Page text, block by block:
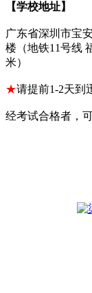
【学校地址】
广东省深圳市宝
楼（地铁11号线
米）
★请提前1-2天到
经考试合格者，